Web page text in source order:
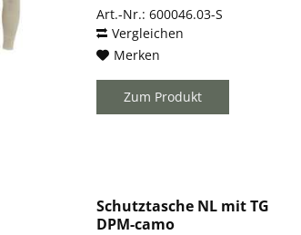
inhärente, permanente...
Art.-Nr.: 600046.03-S
Vergleichen
Merken
Zum Produkt
Schutztasche NL mit TG
DPM-camo